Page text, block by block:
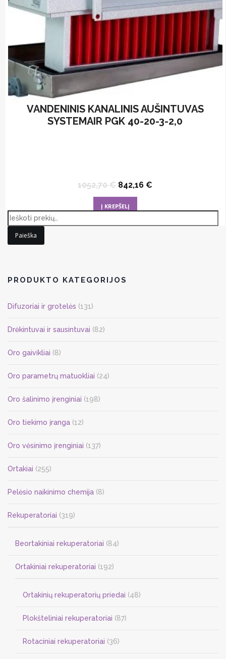
product
VANDENINIS KANALINIS AUŠINTUVAS
SYSTEMAIR PGK 40-20-3-2,0
1052,70€ Original
price
was:
1052,70 €.
842,16 €
842,16 €.
Į KREPŠELĮ
Paieška
PRODUKTO KATEGORIJOS
Difuzoriai ir grotelės (131)
Drėkintuvai ir sausintuvai (82)
Oro gaivikliai (8)
Oro parametrų matuokliai (24)
Oro šalinimo įrenginiai (198)
Oro tiekimo įranga (12)
Oro vėsinimo įrenginiai (137)
Ortakiai (255)
Pelėsio naikinimo chemija (8)
Rekuperatoriai (319)
Beortakiniai rekuperatoriai (84)
Ortakiniai rekuperatoriai (192)
Ortakinių rekuperatorių priedai (48)
Plokšteliniai rekuperatoriai (87)
Rotaciniai rekuperatoriai (36)